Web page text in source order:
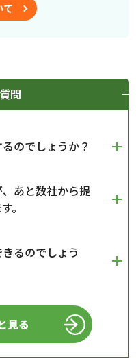
て
問
のでしょうか？
あと数社から提
。
るのでしょう
見る